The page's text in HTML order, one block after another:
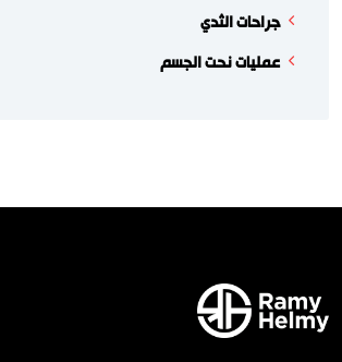
جراحات الثدي
عمليات نحت الجسم